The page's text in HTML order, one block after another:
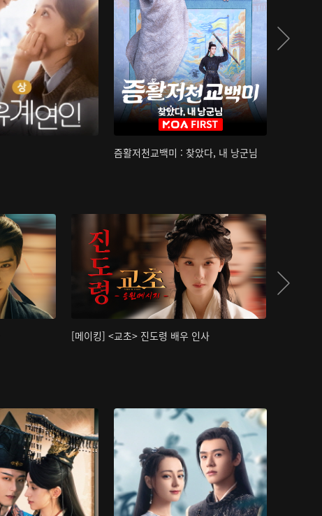
즘활저천교백미 : 찾았다, 내 낭군님
[메이킹] <교초> 진도령 배우 인사